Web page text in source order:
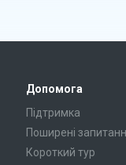
Допомога
Підтримка
Поширені
Короткий тур